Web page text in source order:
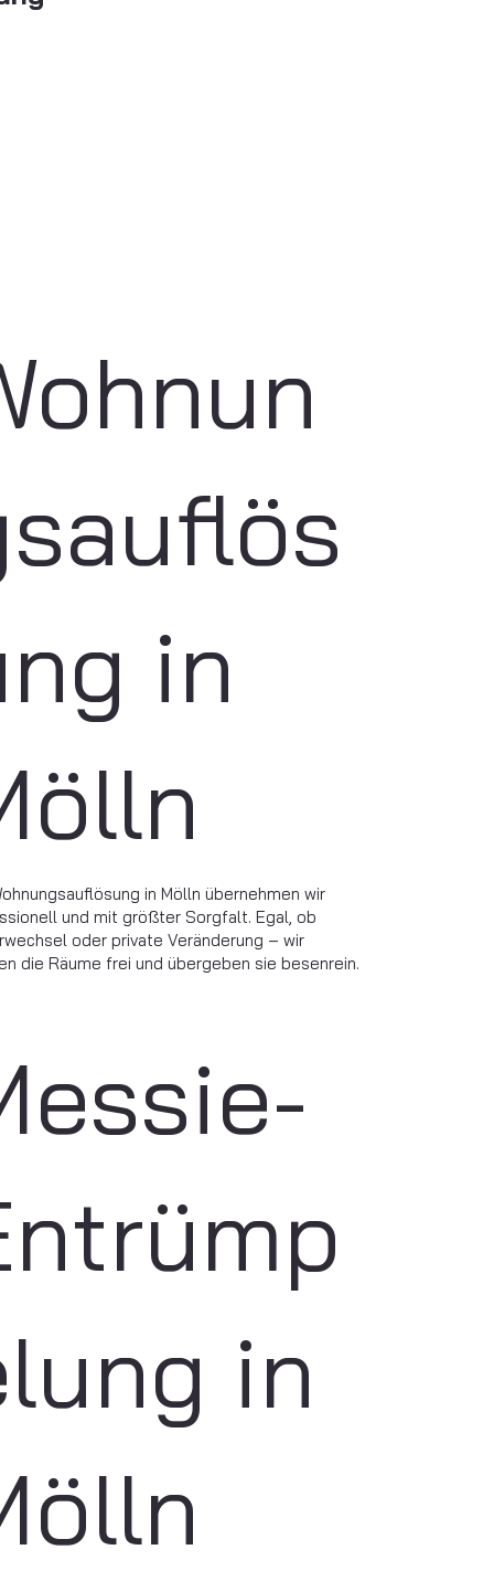
in
in Mölln übernehmen wir
und mit größter Sorgfalt. Egal, ob
oder private Veränderung – wir
die Räume frei und übergeben sie besenrein.
in